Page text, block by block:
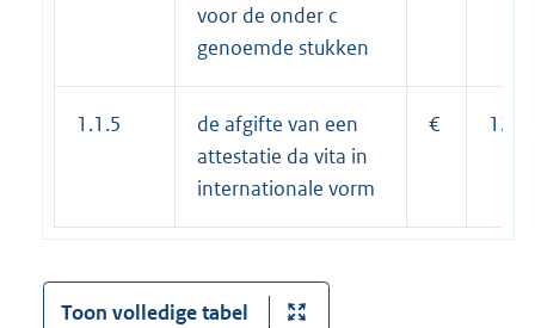
voor de onder c
genoemde stukken
1.1.5
de afgifte van een
attestatie da vita in
internationale vorm
€
Toon volledige tabel